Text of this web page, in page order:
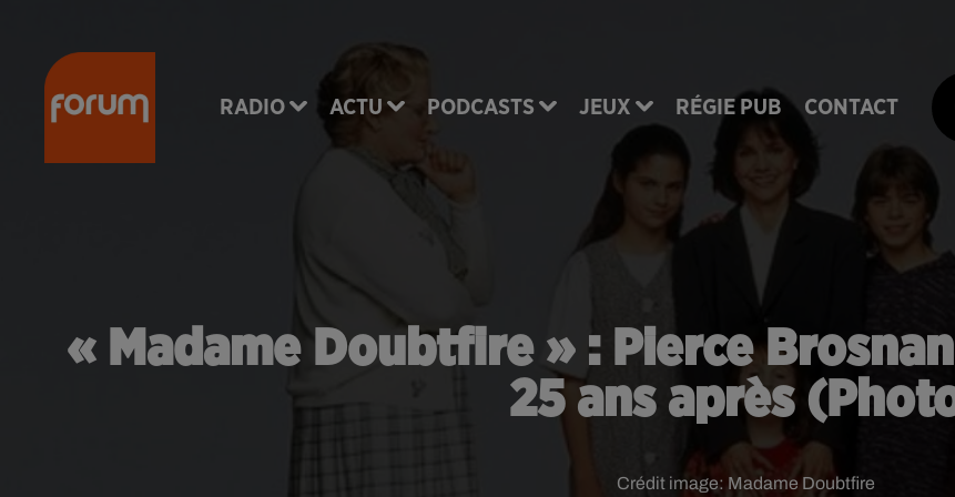
RADIO ACTU PODCASTS JEUX RÉGIE PUB CONTACT
« Madame Doubtfire » : Pierce
25 ans après
Crédit image: Madame Doubtfire